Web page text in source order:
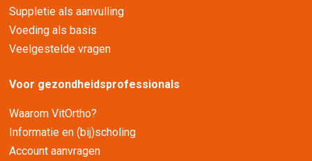
Suppletie als aanvulling
Voeding als basis
Veelgestelde vragen
Voor gezondheidsprofessionals
Waarom VitOrtho?
Informatie en (bij)scholing
Account aanvragen